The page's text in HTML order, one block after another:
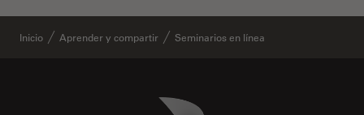
Inicio Aprender y compartir Seminarios en línea
Danaher Logo